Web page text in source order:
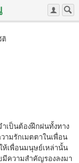
ติ
เป็นต้องฝึกฝนทั้งทาง
ามรักเมตตาในเพื่อน
ห้เพื่อนมนุษย์เหล่านั้น
ความสำคัญรองลงมา